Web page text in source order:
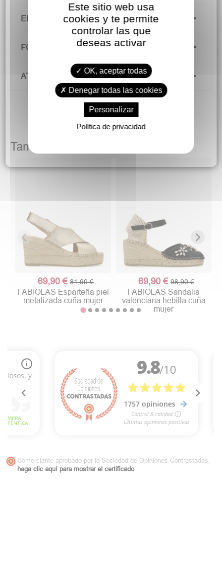
ENVÍOS Y DEVOLUCIONES
FORMAS DE PAGO
ATENCIÓN AL CLIENTE
También podría gustarte
69,90 €81,90 €
FABIOLAS Esparteña piel
metalizada cuña mujer
69,90 € 98,90 €
FABIOLAS Sandalia
valenciana hebilla cuña
mujer
Comerciante aprobado por la Sociedad de Opiniones Contrastadas,
haga clic aquí para mostrar el certificado.
Este sitio web usa
cookies y te permite
controlar las que
deseas activar
OK, aceptar todas
Denegar todas las cookies
Personalizar
Política de privacidad